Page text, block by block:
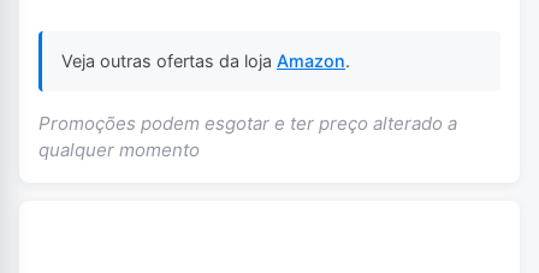
Veja outras ofertas da loja Amazon.
Promoções podem esgotar e ter preço alterado a
qualquer momento